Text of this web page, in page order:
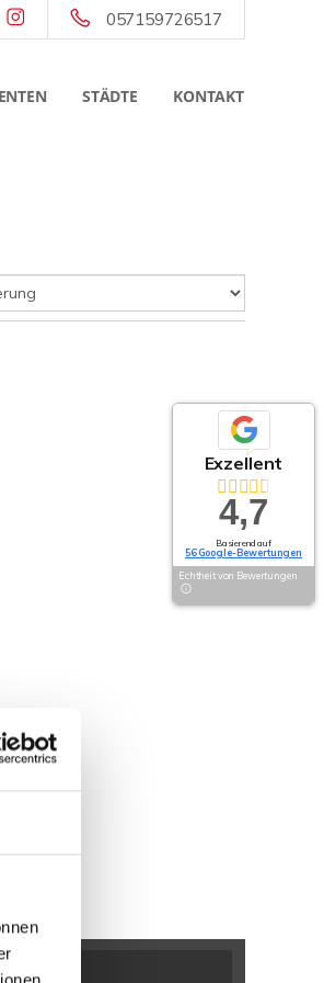
057159726517
STÄDTE KONTAKT
Exzellent
4,7
Basierend auf
56 Google-Bewertungen
Echtheit von Bewertungen